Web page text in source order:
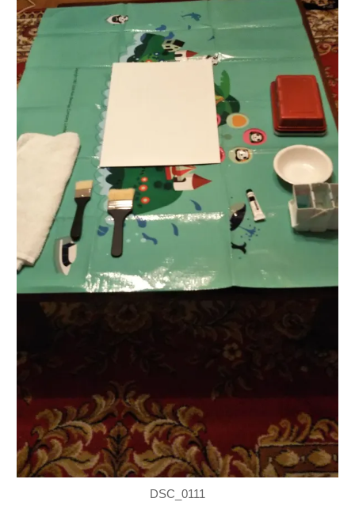
DSC_0111